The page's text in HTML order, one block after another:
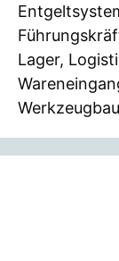
Lager,